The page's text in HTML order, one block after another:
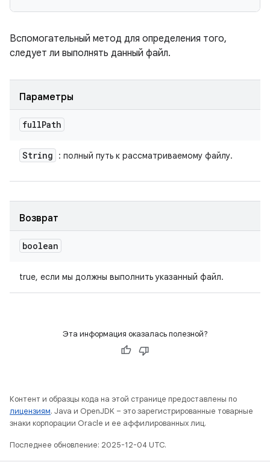
Вспомогательный метод для определения того,
следует ли выполнять данный файл.
Параметры
fullPath
String : полный путь к рассматриваемому файлу.
Возврат
boolean
true, если мы должны выполнить указанный файл.
Эта информация оказалась полезной?
Контент и образцы кода на этой странице предоставлены по
лицензиям. Java и OpenJDK – это зарегистрированные товарные
знаки корпорации Oracle и ее аффилированных лиц.
Последнее обновление: 2025-12-04 UTC.